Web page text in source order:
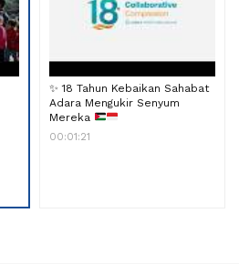
✨ 18 Tahun Kebaikan Sahabat
Adara Mengukir Senyum
Mereka
00:01:21